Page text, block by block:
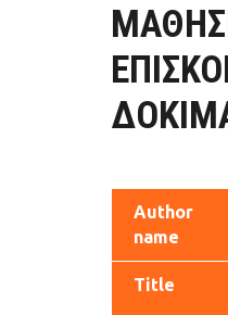
Author
name
Title